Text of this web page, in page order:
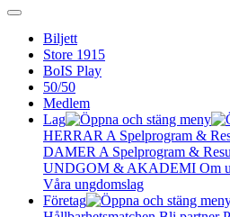
Biljett
Store 1915
BoIS Play
50/50
Medlem
Lag
HERRAR A Spelprogram &
DAMER A Spelprogram &
UNDGOM & AKADEMI Om
Våra ungdomslag
Företag